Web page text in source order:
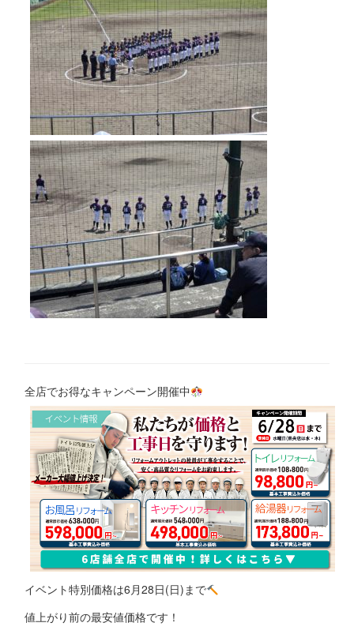
全店でお得なキャンペーン開催中
イベント特別価格は6月28日(日)まで
値上がり前の最安値価格です！